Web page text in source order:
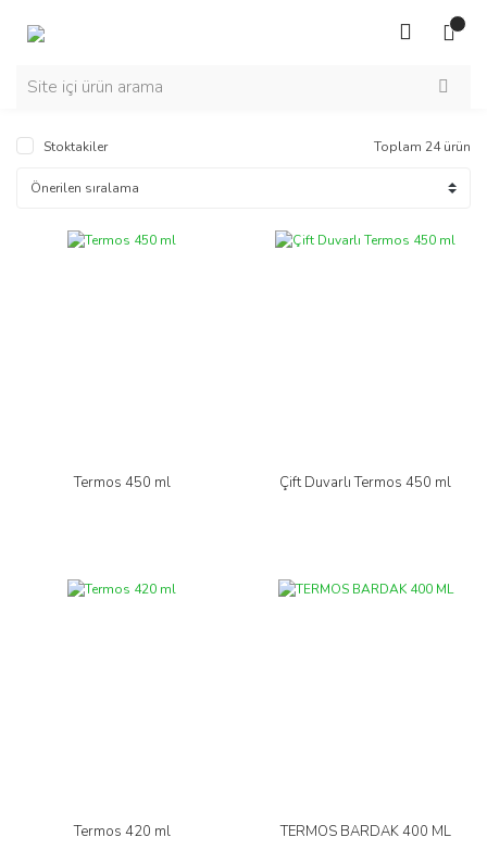
Stoktakiler Toplam 24 ürün
Termos 450 ml Çift Duvarlı Termos 450 ml
Termos 420 ml TERMOS BARDAK 400 ML